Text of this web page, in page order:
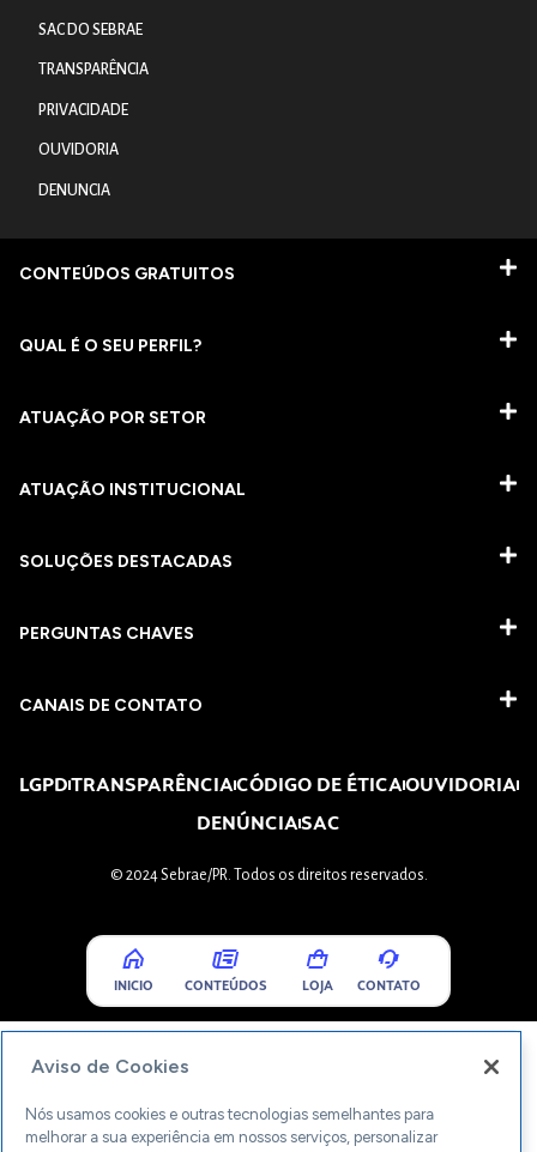
SAC DO SEBRAE
TRANSPARÊNCIA
PRIVACIDADE
OUVIDORIA
DENUNCIA
CONTEÚDOS GRATUITOS
QUAL É O SEU PERFIL?
ATUAÇÃO POR SETOR
ATUAÇÃO INSTITUCIONAL
SOLUÇÕES DESTACADAS
PERGUNTAS CHAVES​
CANAIS DE CONTATO
LGPDTRANSPARÊNCIACÓDIGO DE ÉTICAOUVIDORIA
DENÚNCIASAC
© 2024 Sebrae/PR. Todos os direitos reservados.
INICIO CONTEÚDOS LOJA CONTATO
Aviso de Cookies
Nós usamos cookies e outras tecnologias semelhantes para
melhorar a sua experiência em nossos serviços, personalizar